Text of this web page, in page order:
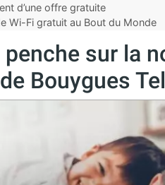
d’une offre gratuite
Wi-Fi gratuit au Bout du Monde
penche sur la
Bouygues